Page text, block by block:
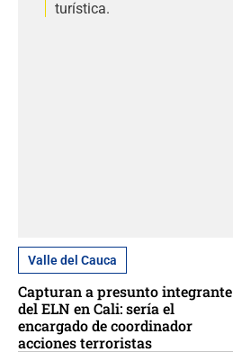
turística.
Valle del Cauca
Capturan a presunto integrante
del ELN en Cali: sería el
encargado de coordinador
acciones terroristas